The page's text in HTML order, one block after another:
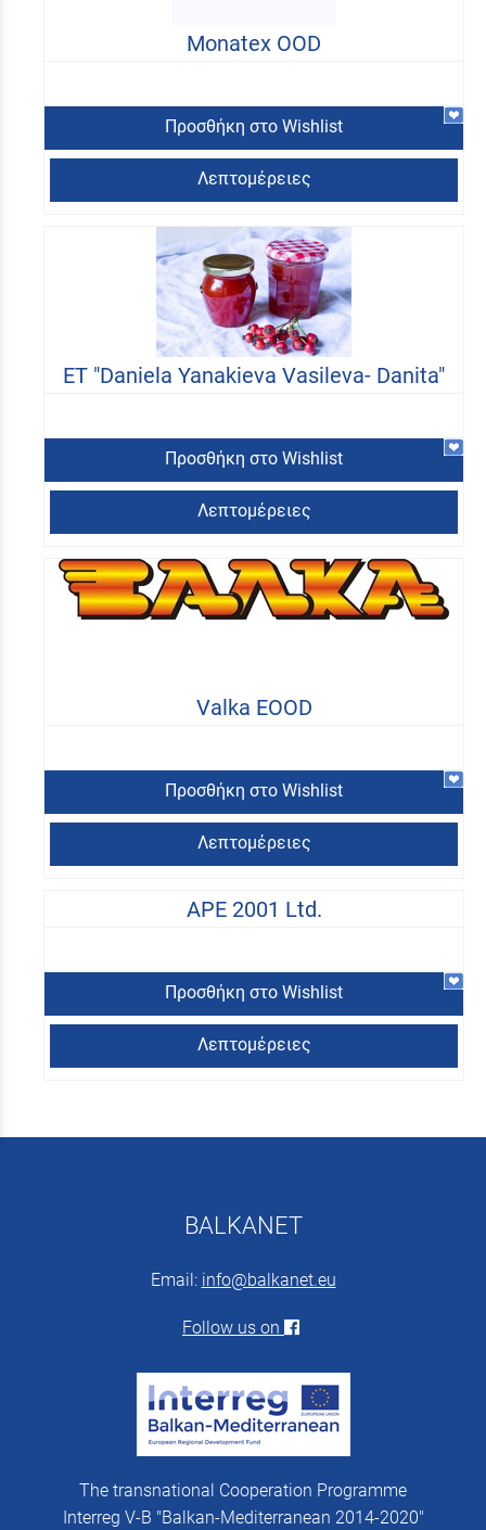
Monatex OOD
Προσθήκη στο Wishlist
Λεπτομέρειες
ET "Daniela Yanakieva Vasileva- Danita"
Προσθήκη στο Wishlist
Λεπτομέρειες
Valka EOOD
Προσθήκη στο Wishlist
Λεπτομέρειες
APE 2001 Ltd.
Προσθήκη στο Wishlist
Λεπτομέρειες
BALKANET
Email: info@balkanet.eu
Follow us on
The transnational Cooperation Programme
Interreg V-B "Balkan-Mediterranean 2014-2020"